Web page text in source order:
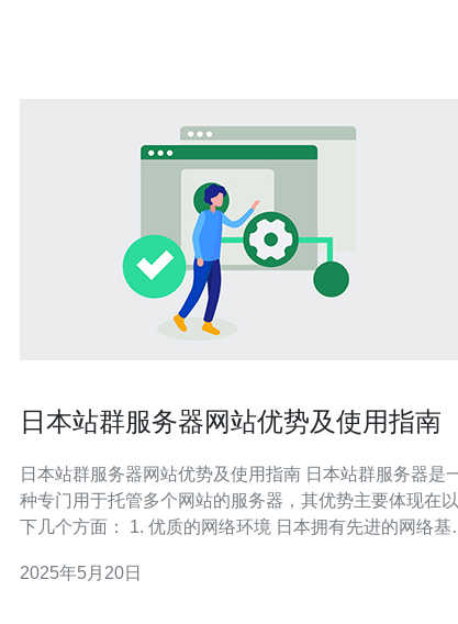
日本站群服务器网站优势及使用指南
日本站群服务器网站优势及使用指南 日本站群服务器是一
种专门用于托管多个网站的服务器，其优势主要体现在以
下几个方面： 1. 优质的网络环境 日本拥有先进的网络基础
访问速度。 2. 安全可靠 日本站群服务器采用最新的安全技
2025年5月20日